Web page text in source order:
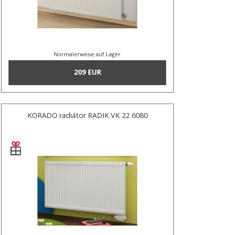
Normalerweise auf Lager
209 EUR
KORADO radiátor RADIK VK 22 6080